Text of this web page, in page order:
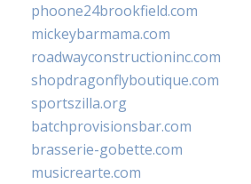
phoone24brookfield.com
mickeybarmama.com
roadwayconstructioninc.com
shopdragonflyboutique.com
sportszilla.org
batchprovisionsbar.com
brasserie-gobette.com
musicrearte.com